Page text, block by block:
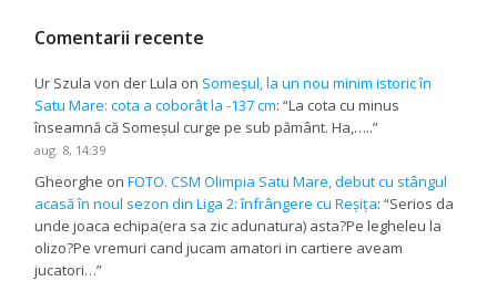
Comentarii recente
Ur Szula von der Lula on Someșul, la un nou minim istoric în
Satu Mare: cota a coborât la -137 cm: “La cota cu minus
înseamnă că Someșul curge pe sub pământ. Ha,…..”
aug. 8, 14:39
Gheorghe onFOTO. CSM Olimpia Satu Mare, debut cu stângul
acasă în noul sezon din Liga 2: înfrângere cu Reșița: “Serios da
unde joaca echipa(era sa zic adunatura) asta?Pe legheleu la
olizo?Pe vremuri cand jucam amatori in cartiere aveam
jucatori…”